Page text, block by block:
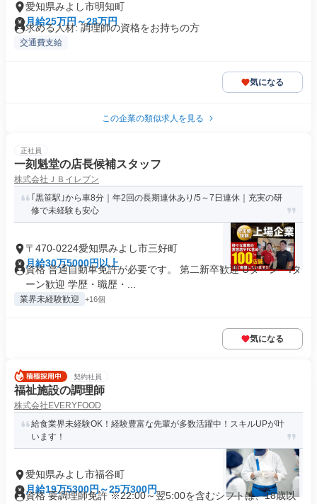
愛知県みよし市明知町
月給25万円～28万円
求める人材: 調理師の資格をお持ちの方
交通費支給
気になる
この企業の類似求人を見る
正社員
一刻魁堂の店長候補スタッフ
株式会社ＪＢイレブン
｢黒笹駅｣から車8分｜年2回の長期連休あり/5～7日連休｜充実の研
修で未経験も安心
〒470-0224愛知県みよし市三好町
月給30万5000円以上
資格 普通自動車免許が必要です。 第二新卒歓迎 Uターン・Iタ
ーン歓迎 学歴・職歴・...
業界未経験歓迎 +16個
気になる
契約社員
福祉施設の調理師
株式会社EVERYFOOD
給食業界未経験OK！経験豊富な先輩が多数活躍中！スキルUPが叶
います！
愛知県みよし市福谷町
月給19万5300円～25万300円
資格 要調理師免許 ※22:00～翌5:00を含むシフトは、18歳以